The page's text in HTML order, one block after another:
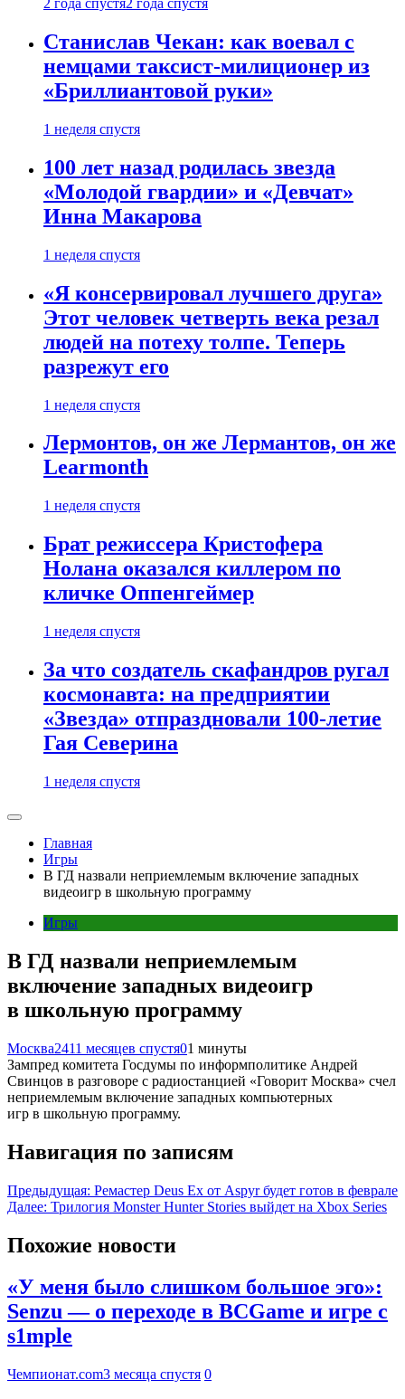
2 года спустя2 года спустя
Станислав Чекан: как воевал с
немцами таксист-милиционер из
«Бриллиантовой руки»
1 неделя спустя
100 лет назад родилась звезда
«Молодой гвардии» и «Девчат»
Инна Макарова
1 неделя спустя
«Я консервировал лучшего друга»
Этот человек четверть века резал
людей на потеху толпе. Теперь
разрежут его
1 неделя спустя
Лермонтов, он же Лермантов, он же
Learmonth
1 неделя спустя
Брат режиссера Кристофера
Нолана оказался киллером по
кличке Оппенгеймер
1 неделя спустя
За что создатель скафандров ругал
космонавта: на предприятии
«Звезда» отпраздновали 100-летие
Гая Северина
1 неделя спустя
Главная
Игры
В ГД назвали неприемлемым включение западных
видеоигр в школьную программу
Игры
В ГД назвали неприемлемым
включение западных видеоигр
в школьную программу
Москва2411 месяцев спустя01 минуты
Зампред комитета Госдумы по информполитике Андрей
Свинцов в разговоре с радиостанцией «Говорит Москва» счел
неприемлемым включение западных компьютерных
игр в школьную программу.
Навигация по записям
Предыдущая: Ремастер Deus Ex от Aspyr будет готов в феврале
Далее: Трилогия Monster Hunter Stories выйдет на Xbox Series
Похожие новости
«У меня было слишком большое эго»:
Senzu — о переходе в BCGame и игре с
s1mple
Чемпионат.com3 месяца спустя 0